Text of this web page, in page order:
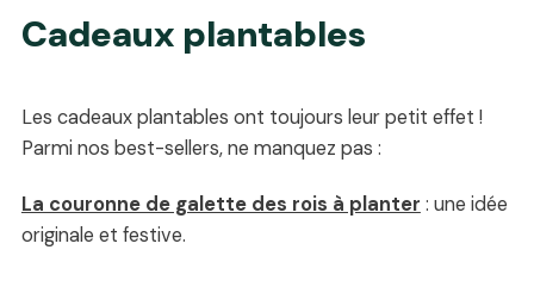
Cadeaux plantables
Les cadeaux plantables ont toujours leur petit effet !
Parmi nos best-sellers, ne manquez pas :
La couronne de galette des rois à planter : une idée
originale et festive.